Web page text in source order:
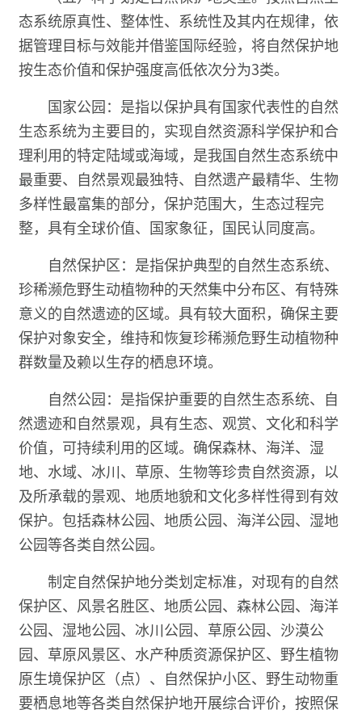
态系统原真性、整体性、系统性及其内在规律，依
据管理目标与效能并借鉴国际经验，将自然保护地
按生态价值和保护强度高低依次分为3类。
国家公园：是指以保护具有国家代表性的自然
生态系统为主要目的，实现自然资源科学保护和合
理利用的特定陆域或海域，是我国自然生态系统中
最重要、自然景观最独特、自然遗产最精华、生物
多样性最富集的部分，保护范围大，生态过程完
整，具有全球价值、国家象征，国民认同度高。
自然保护区：是指保护典型的自然生态系统、
珍稀濒危野生动植物种的天然集中分布区、有特殊
意义的自然遗迹的区域。具有较大面积，确保主要
保护对象安全，维持和恢复珍稀濒危野生动植物种
群数量及赖以生存的栖息环境。
自然公园：是指保护重要的自然生态系统、自
然遗迹和自然景观，具有生态、观赏、文化和科学
价值，可持续利用的区域。确保森林、海洋、湿
地、水域、冰川、草原、生物等珍贵自然资源，以
及所承载的景观、地质地貌和文化多样性得到有效
保护。包括森林公园、地质公园、海洋公园、湿地
公园等各类自然公园。
制定自然保护地分类划定标准，对现有的自然
保护区、风景名胜区、地质公园、森林公园、海洋
公园、湿地公园、冰川公园、草原公园、沙漠公
园、草原风景区、水产种质资源保护区、野生植物
原生境保护区（点）、自然保护小区、野生动物重
要栖息地等各类自然保护地开展综合评价，按照保